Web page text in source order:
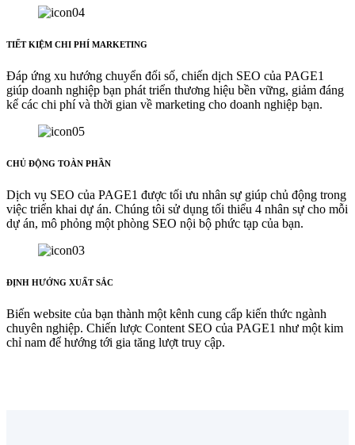
TIẾT KIỆM CHI PHÍ MARKETING
Đáp ứng xu hướng chuyển đổi số, chiến dịch SEO của PAGE1
giúp doanh nghiệp bạn phát triển thương hiệu bền vững, giảm đáng
kể các chi phí và thời gian về marketing cho doanh nghiệp bạn.
CHỦ ĐỘNG TOÀN PHẦN
Dịch vụ SEO của PAGE1 được tối ưu nhân sự giúp chủ động trong
việc triển khai dự án. Chúng tôi sử dụng tối thiểu 4 nhân sự cho mỗi
dự án, mô phỏng một phòng SEO nội bộ phức tạp của bạn.
ĐỊNH HƯỚNG XUẤT SẮC
Biến website của bạn thành một kênh cung cấp kiến thức ngành
chuyên nghiệp. Chiến lược Content SEO của PAGE1 như một kim
chỉ nam để hướng tới gia tăng lượt truy cập.